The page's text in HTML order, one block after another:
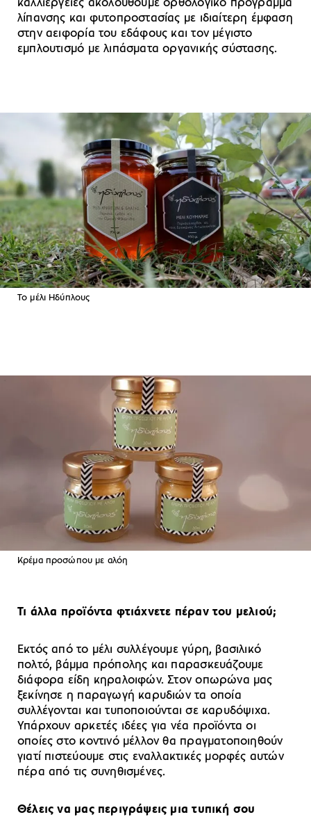
καλλιέργειες ακολουθούμε ορθολογικό πρόγραμμα
λίπανσης και φυτοπροστασίας με ιδιαίτερη έμφαση
στην αειφορία του εδάφους και τον μέγιστο
εμπλουτισμό με λιπάσματα οργανικής σύστασης.
To μέλι Ηδύπλους
Κρέμα προσώπου με αλόη
Τι άλλα προϊόντα φτιάχνετε πέραν του μελιού;
Εκτός από το μέλι συλλέγουμε γύρη, βασιλικό
πολτό, βάμμα πρόπολης και παρασκευάζουμε
διάφορα είδη κηραλοιφών. Στον οπωρώνα μας
ξεκίνησε η παραγωγή καρυδιών τα οποία
συλλέγονται και τυποποιούνται σε καρυδόψιχα.
Υπάρχουν αρκετές ιδέες για νέα προϊόντα οι
οποίες στο κοντινό μέλλον θα πραγματοποιηθούν
γιατί πιστεύουμε στις εναλλακτικές μορφές αυτών
πέρα από τις συνηθισμένες.
Θέλεις να μας περιγράψεις μια τυπική σου